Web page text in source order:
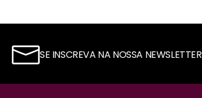
SE INSCREVA NA NOSSA NEWSLETTER